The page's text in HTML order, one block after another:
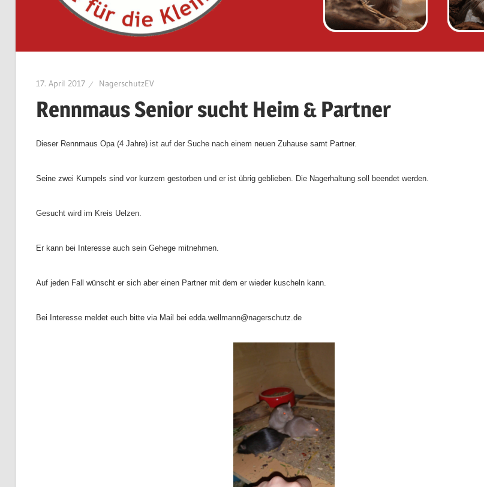
17. April 2017 NagerschutzEV
Rennmaus Senior sucht Heim & Partner
Dieser Rennmaus Opa (4 Jahre) ist auf der Suche nach einem neuen Zuhause samt Partner.
Seine zwei Kumpels sind vor kurzem gestorben und er ist übrig geblieben. Die Nagerhaltung soll beendet werden.
Gesucht wird im Kreis Uelzen.
Er kann bei Interesse auch sein Gehege mitnehmen.
Auf jeden Fall wünscht er sich aber einen Partner mit dem er wieder kuscheln kann.
Bei Interesse meldet euch bitte via Mail bei edda.wellmann@nagerschutz.de